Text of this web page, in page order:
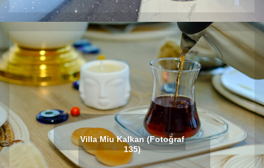
Villa Miu Kalkan (Fotoğraf
135)